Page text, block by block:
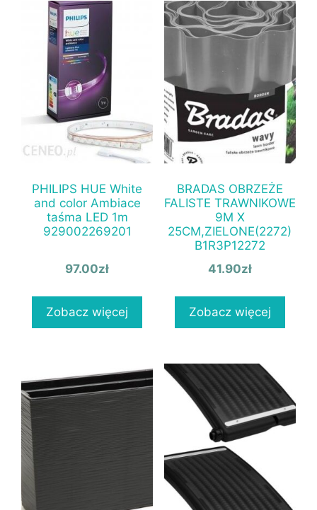
PHILIPS HUE White
and color Ambiace
taśma LED 1m
929002269201
97.00zł
Zobacz więcej
BRADAS OBRZEŻE
FALISTE TRAWNIKOWE
9M X
25CM,ZIELONE(2272)
B1R3P12272
41.90zł
Zobacz więcej